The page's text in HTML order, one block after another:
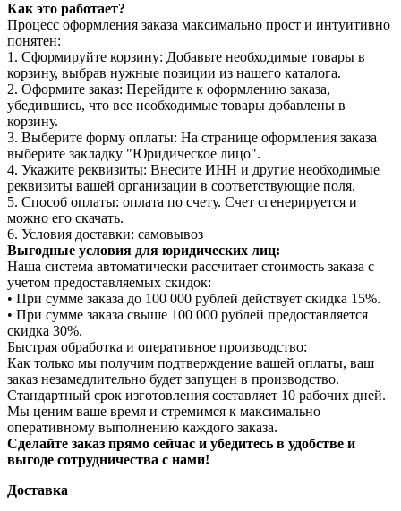
Как это работает?
Процесс оформления заказа максимально прост и интуитивно
понятен:
1. Сформируйте корзину: Добавьте необходимые товары в
корзину, выбрав нужные позиции из нашего каталога.
2. Оформите заказ: Перейдите к оформлению заказа,
убедившись, что все необходимые товары добавлены в
корзину.
3. Выберите форму оплаты: На странице оформления заказа
выберите закладку "Юридическое лицо".
4. Укажите реквизиты: Внесите ИНН и другие необходимые
реквизиты вашей организации в соответствующие поля.
5. Способ оплаты: оплата по счету. Счет сгенерируется и
можно его скачать.
6. Условия доставки: самовывоз
Выгодные условия для юридических лиц:
Наша система автоматически рассчитает стоимость заказа с
учетом предоставляемых скидок:
• При сумме заказа до 100 000 рублей действует скидка 15%.
• При сумме заказа свыше 100 000 рублей предоставляется
скидка 30%.
Быстрая обработка и оперативное производство:
Как только мы получим подтверждение вашей оплаты, ваш
заказ незамедлительно будет запущен в производство.
Стандартный срок изготовления составляет 10 рабочих дней.
Мы ценим ваше время и стремимся к максимально
оперативному выполнению каждого заказа.
Сделайте заказ прямо сейчас и убедитесь в удобстве и
выгоде сотрудничества с нами!
Доставка